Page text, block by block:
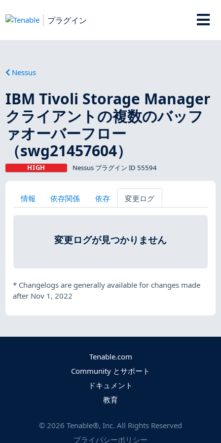
プラグイン
Nessus
IBM Tivoli Storage Manager
クライアントの複数のバッフ
ァオーバーフロー
（swg21457604）
HIGH Nessus プラグイン ID 55594
情報 依存関係 依存 変更ログ
変更ログが見つかりません
* Changelogs are generally available for changes made
after Nov 1, 2022
Tenable.com
Community とサポート
ドキュメント
教育
© 2026 Tenable®, Inc. All Rights Reserved
プライバシーポリシー